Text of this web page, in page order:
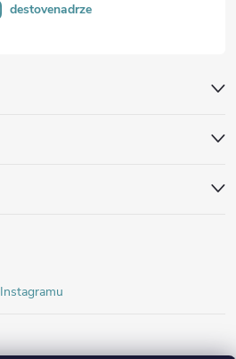
destovenadrze